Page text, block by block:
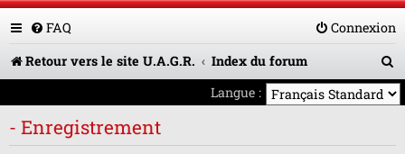
FAQ
Connexion
Retour vers le site U.A.G.R.
Index du forum
e
h
Langue :
- Enregistrement